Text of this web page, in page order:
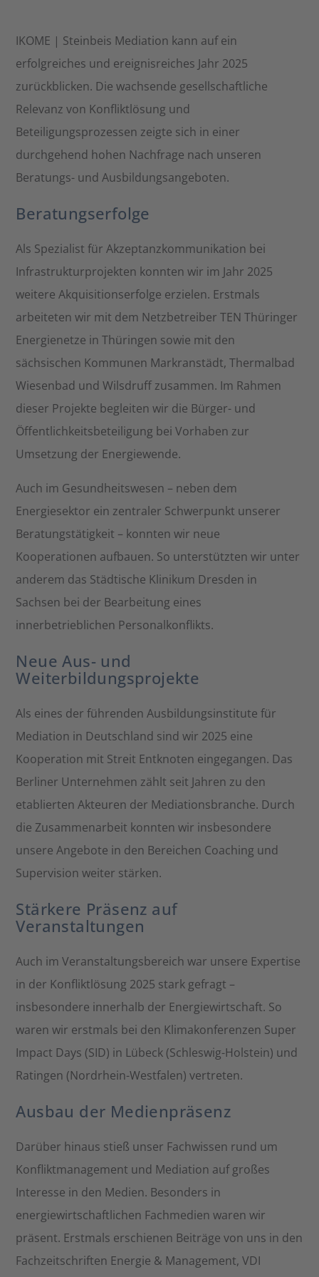
IKOME | Steinbeis Mediation kann auf ein
erfolgreiches und ereignisreiches Jahr 2025
zurückblicken. Die wachsende gesellschaftliche
Relevanz von Konfliktlösung und
Beteiligungsprozessen zeigte sich in einer
durchgehend hohen Nachfrage nach unseren
Beratungs- und Ausbildungsangeboten.
Beratungserfolge
Als Spezialist für Akzeptanzkommunikation bei
Infrastrukturprojekten konnten wir im Jahr 2025
weitere Akquisitionserfolge erzielen. Erstmals
arbeiteten wir mit dem Netzbetreiber TEN Thüringer
Energienetze in Thüringen sowie mit den
sächsischen Kommunen Markranstädt, Thermalbad
Wiesenbad und Wilsdruff zusammen. Im Rahmen
dieser Projekte begleiten wir die Bürger- und
Öffentlichkeitsbeteiligung bei Vorhaben zur
Umsetzung der Energiewende.
Auch im Gesundheitswesen – neben dem
Energiesektor ein zentraler Schwerpunkt unserer
Beratungstätigkeit – konnten wir neue
Kooperationen aufbauen. So unterstützten wir unter
anderem das Städtische Klinikum Dresden in
Sachsen bei der Bearbeitung eines
innerbetrieblichen Personalkonflikts.
Neue Aus- und
Weiterbildungsprojekte
Als eines der führenden Ausbildungsinstitute für
Mediation in Deutschland sind wir 2025 eine
Kooperation mit Streit Entknoten eingegangen. Das
Berliner Unternehmen zählt seit Jahren zu den
etablierten Akteuren der Mediationsbranche. Durch
die Zusammenarbeit konnten wir insbesondere
unsere Angebote in den Bereichen Coaching und
Supervision weiter stärken.
Stärkere Präsenz auf
Veranstaltungen
Auch im Veranstaltungsbereich war unsere Expertise
in der Konfliktlösung 2025 stark gefragt –
insbesondere innerhalb der Energiewirtschaft. So
waren wir erstmals bei den Klimakonferenzen Super
Impact Days (SID) in Lübeck (Schleswig-Holstein) und
Ratingen (Nordrhein-Westfalen) vertreten.
Ausbau der Medienpräsenz
Darüber hinaus stieß unser Fachwissen rund um
Konfliktmanagement und Mediation auf großes
Interesse in den Medien. Besonders in
energiewirtschaftlichen Fachmedien waren wir
präsent. Erstmals erschienen Beiträge von uns in den
Fachzeitschriften Energie & Management, VDI